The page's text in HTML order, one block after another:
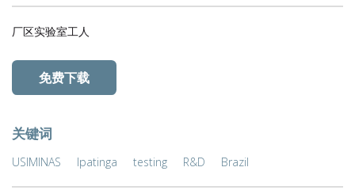
厂区实验室工人
免费下载
关键词
USIMINAS Ipatinga testing R&D Brazil